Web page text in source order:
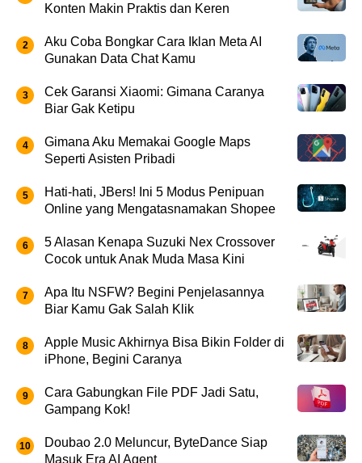
Konten Makin Praktis dan Keren
Aku Coba Bongkar Cara Iklan Meta AI
Gunakan Data Chat Kamu
Cek Garansi Xiaomi: Gimana Caranya
Biar Gak Ketipu
Gimana Aku Memakai Google Maps
Seperti Asisten Pribadi
Hati-hati, JBers! Ini 5 Modus Penipuan
Online yang Mengatasnamakan Shopee
5 Alasan Kenapa Suzuki Nex Crossover
Cocok untuk Anak Muda Masa Kini
Apa Itu NSFW? Begini Penjelasannya
Biar Kamu Gak Salah Klik
Apple Music Akhirnya Bisa Bikin Folder di
iPhone, Begini Caranya
Cara Gabungkan File PDF Jadi Satu,
Gampang Kok!
Doubao 2.0 Meluncur, ByteDance Siap
Masuk Era AI Agent